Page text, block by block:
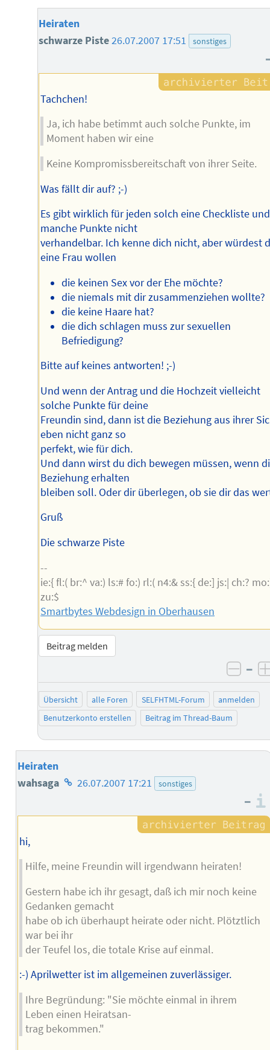
Heiraten
schwarze Piste26.07.2007 17:51 sonstiges
Tachchen!
Ja, ich habe betimmt auch solche Punkte, im
Moment haben wir eine
Keine Kompromissbereitschaft von ihrer Seite.
Was fällt dir auf? ;-)
Es gibt wirklich für jeden solch eine Checkliste und
manche Punkte nicht
verhandelbar. Ich kenne dich nicht, aber würdest
eine Frau wollen
die keinen Sex vor der Ehe möchte?
die niemals mit dir zusammenziehen wollte?
die keine Haare hat?
die dich schlagen muss zur sexuellen
Befriedigung?
Bitte auf keines antworten! ;-)
Und wenn der Antrag und die Hochzeit vielleicht
solche Punkte für deine
Freundin sind, dann ist die Beziehung aus ihrer
eben nicht ganz so
perfekt, wie für dich.
Und dann wirst du dich bewegen müssen, wenn
Beziehung erhalten
bleiben soll. Oder dir überlegen, ob sie dir das
Gruß
Die schwarze Piste
--
ie:{ fl:( br:^ va:) ls:# fo:) rl:( n4:& ss:{ de:] js:| ch:?
zu:$
Smartbytes Webdesign in Oberhausen
Beitrag melden
–
Übersicht alle Foren SELFHTML-Forum
anmelden
Benutzerkonto erstellen
Beitrag im Thread-Baum
Heiraten
wahsaga Homepage
Autors
26.07.2007 17:21 sonstiges
–
hi,
Hilfe, meine Freundin will irgendwann heiraten!
Gestern habe ich ihr gesagt, daß ich mir noch keine
Gedanken gemacht
habe ob ich überhaupt heirate oder nicht. Plötztlich
war bei ihr
der Teufel los, die totale Krise auf einmal.
:-) Aprilwetter ist im allgemeinen zuverlässiger.
Ihre Begründung: "Sie möchte einmal in ihrem
Leben einen Heiratsan-
trag bekommen."